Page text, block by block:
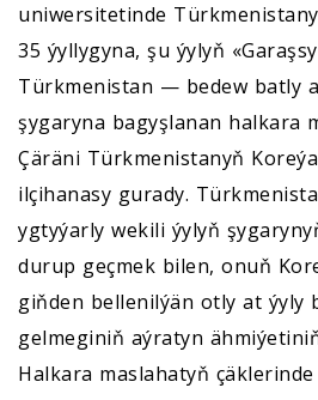
uniwersitetinde
35 ýyllygyna, şu ýylyň
Türkmenistan — bedew batly
şygaryna bagyşlanan halkara
Çäräni Türkmenistanyň
ilçihanasy gurady.
ygtyýarly wekili ýylyň
durup geçmek bilen, onuň
giňden bellenilýän otly at ýyly
gelmeginiň aýratyn
Halkara maslahatyň